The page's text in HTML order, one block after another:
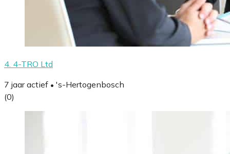
4. 4-TRO Ltd
7 jaar actief • 's-Hertogenbosch
(0)